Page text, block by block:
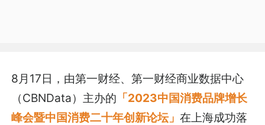
8月17日，由第一财经、第一财经商业数据中心
（CBNData）主办的 「2023中国消费品牌增长
峰会暨中国消费二十年创新论坛」在上海成功落